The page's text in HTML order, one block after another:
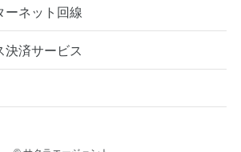
ーネット回線
決済サービス